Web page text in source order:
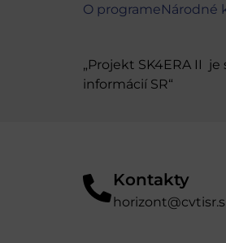
O programeNárodné
„Projekt SK4ERA II
informácií SR“
Kontakty